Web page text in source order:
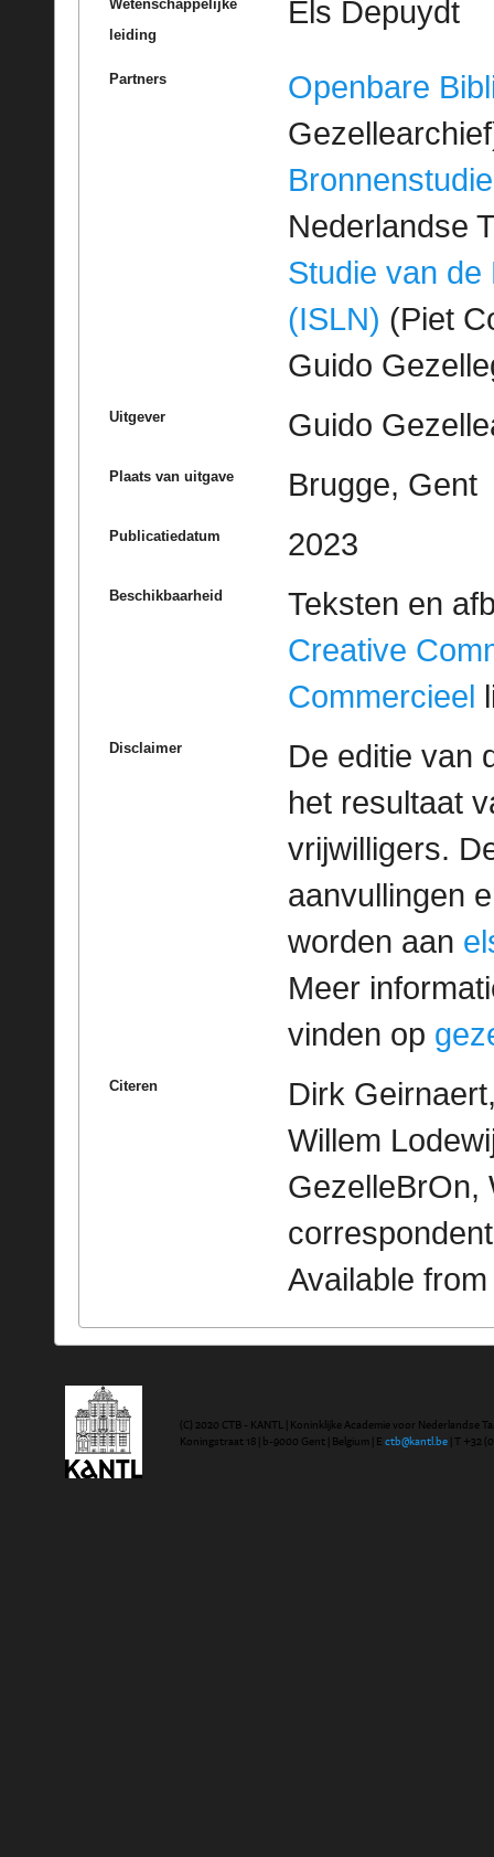
Wetenschappelijke
leiding
Els Depuydt
Partners
Openbare
Bronnenstudie
Nederlandse
Studie van de
(ISLN) (Piet
Guido
Uitgever Guido
Plaats van uitgave Brugge, Gent
Publicatiedatum 2023
Beschikbaarheid
Teksten en
Creative
Commercieel
Disclaimer
De editie van
het resultaat
vrijwilligers.
aanvullingen
worden aan
Meer
vinden op
Citeren
Dirk
Willem
GezelleBrOn,
Available
(C) 2020 CTB - KANTL | Koninklijke Academie voor Nederlandse
Koningstraat 18 | b-9000 Gent | Belgium | E ctb@kantl.be | T +32